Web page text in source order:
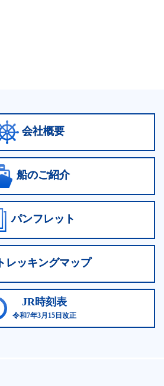
会社概要
船のご紹介
パンフレット
トレッキングマップ
JR時刻表
令和7年3月15日改正